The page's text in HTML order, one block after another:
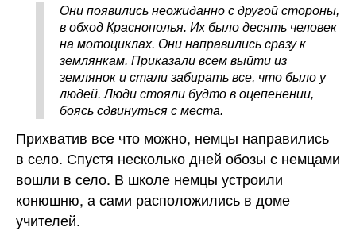
Они появились неожиданно с другой стороны,
в обход Краснополья. Их было десять человек
на мотоциклах. Они направились сразу к
землянкам. Приказали всем выйти из
землянок и стали забирать все, что было у
людей. Люди стояли будто в оцепенении,
боясь сдвинуться с места.
Прихватив все что можно, немцы направились
в село. Спустя несколько дней обозы с немцами
вошли в село. В школе немцы устроили
конюшню, а сами расположились в доме
учителей.